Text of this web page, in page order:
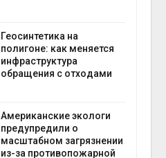
Геосинтетика на
полигоне: как меняется
инфраструктура
обращения с отходами
Американские экологи
предупредили о
масштабном загрязнении
из-за противопожарной